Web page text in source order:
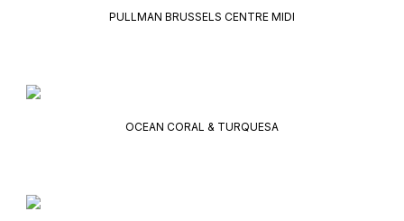
PULLMAN BRUSSELS CENTRE MIDI
OCEAN CORAL & TURQUESA